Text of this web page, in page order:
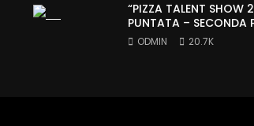
“PIZZA TALENT SHOW
PUNTATA – SECONDA
ODMIN 20.7K